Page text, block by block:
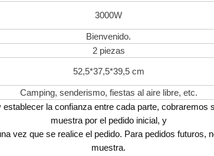
3000W
Bienvenido.
2 piezas
52,5*37,5*39,5 cm
Camping, senderismo, fiestas al aire libre, etc.
establecer la confianza entre cada parte, cobraremos
muestra por el pedido inicial, y
vez que se realice el pedido. Para pedidos futuros,
muestra.